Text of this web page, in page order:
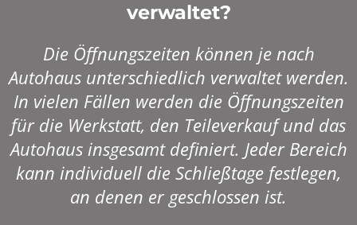
verwaltet?
Die Öffnungszeiten können je nach
Autohaus unterschiedlich verwaltet werden.
In vielen Fällen werden die Öffnungszeiten
für die Werkstatt, den Teileverkauf und das
Autohaus insgesamt definiert. Jeder Bereich
kann individuell die Schließtage festlegen,
an denen er geschlossen ist.